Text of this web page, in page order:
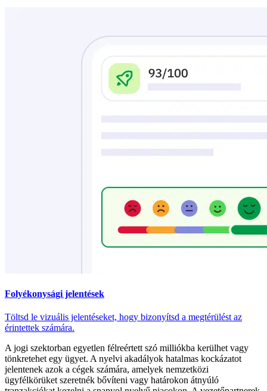
Folyékonysági jelentések
Töltsd le vizuális jelentéseket, hogy bizonyítsd a megtérülést az
érintettek számára.
A jogi szektorban egyetlen félreértett szó milliókba kerülhet vagy
tönkretehet egy ügyet. A nyelvi akadályok hatalmas kockázatot
jelentenek azok a cégek számára, amelyek nemzetközi
ügyfélkörüket szeretnék bővíteni vagy határokon átnyúló